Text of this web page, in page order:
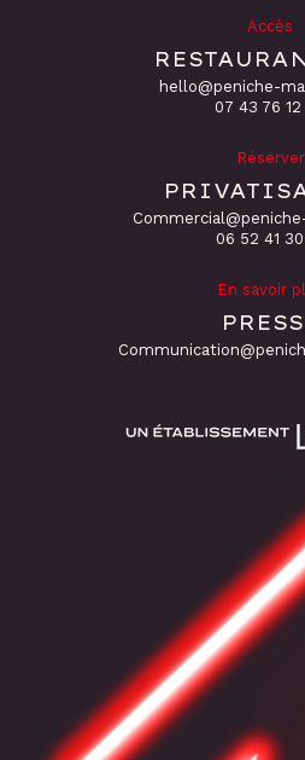
Accès
hello@peniche-
‭07 43 76 12
Réserver
06 52 41 30
En savoir